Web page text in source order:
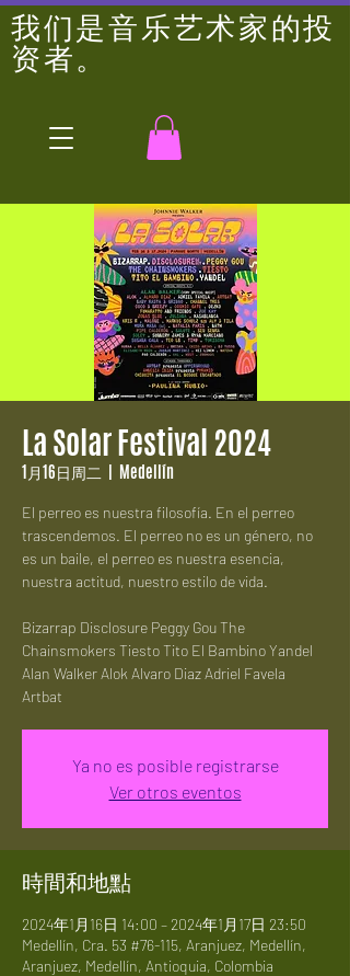
我们是音乐艺术家的投
资者。
La Solar Festival 2024
1月16日周二
  |
Medellín
El perreo es nuestra filosofía. En el perreo
trascendemos. El perreo no es un género, no
es un baile, el perreo es nuestra esencia,
nuestra actitud, nuestro estilo de vida.
Bizarrap Disclosure Peggy Gou The
Chainsmokers Tiesto Tito El Bambino Yandel
Alan Walker Alok Alvaro Diaz Adriel Favela
Artbat
Ya no es posible registrarse
Ver otros eventos
時間和地點
2024年1月16日 14:00 – 2024年1月17日 23:50
Medellín, Cra. 53 #76-115, Aranjuez, Medellín,
Aranjuez, Medellín, Antioquia, Colombia